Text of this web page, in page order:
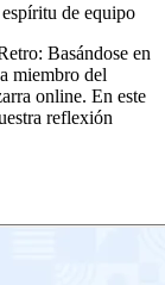
de equipo
Basándose en
miembro del
online. En este
reflexión